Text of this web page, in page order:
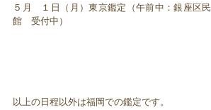
５月 １日（月）東京鑑定（午前中：銀座区民
館 受付中）
以上の日程以外は福岡での鑑定です。